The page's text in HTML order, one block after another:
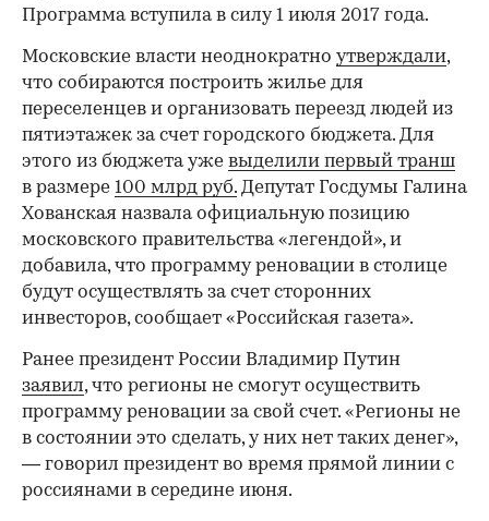
Программа вступила в силу 1 июля 2017 года.
Московские власти неоднократно утверждали,
что собираются построить жилье для
переселенцев и организовать переезд людей из
пятиэтажек за счет городского бюджета. Для
этого из бюджета уже выделили первый транш
в размере 100 млрд руб. Депутат Госдумы Галина
Хованская назвала официальную позицию
московского правительства «легендой», и
добавила, что программу реновации в столице
будут осуществлять за счет сторонних
инвесторов, сообщает «Российская газета».
Ранее президент России Владимир Путин
заявил, что регионы не смогут осуществить
программу реновации за свой счет. «Регионы не
в состоянии это сделать, у них нет таких денег»,
— говорил президент во время прямой линии с
россиянами в середине июня.